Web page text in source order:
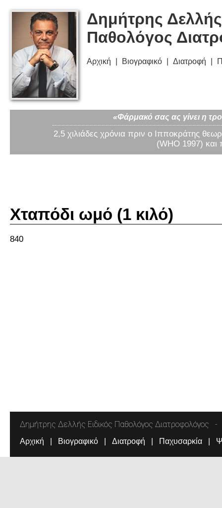
Δημήτρης
Παθολόγος
Αρχική Βιογραφικό Διατροφή
«Φάρμακό σας ας γίνει η
2,5 χιλιάδες χρόνια πριν ο Ιπποκράτης
(WHO 1997) και
Χταπόδι ωμό (1 κιλό)
840
Δημήτρης Δελλής Ειδικός Παθολόγος Διατροφολόγος
Αρχική Βιογραφικό Διατροφή Παχυσαρκία